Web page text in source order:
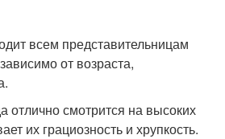
всем представительницам
от возраста,
отлично смотрится на высоких
их грациозность и хрупкость.